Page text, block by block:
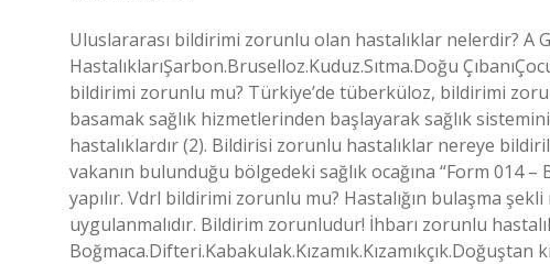
Uluslararası bildirimi zorunlu olan hastalıklar nelerdir?
HastalıklarıŞarbon.Bruselloz.Kuduz.Sıtma.Doğu
bildirimi zorunlu mu? Türkiye’de tüberküloz, bildirimi
basamak sağlık hizmetlerinden başlayarak sağlık
hastalıklardır (2). Bildirisi zorunlu hastalıklar nereye
vakanın bulunduğu bölgedeki sağlık ocağına “Form 014
yapılır. Vdrl bildirimi zorunlu mu? Hastalığın bulaşma
uygulanmalıdır. Bildirim zorunludur! İhbarı zorunlu